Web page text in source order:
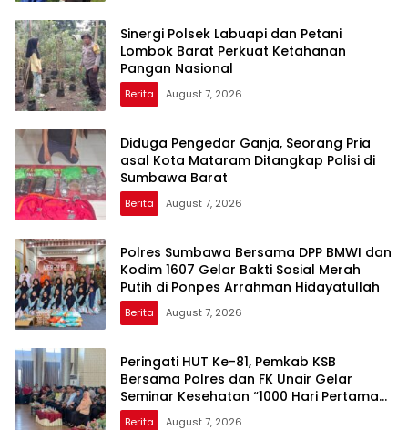
Sinergi Polsek Labuapi dan Petani
Lombok Barat Perkuat Ketahanan
Pangan Nasional
Berita August 7, 2026
Diduga Pengedar Ganja, Seorang Pria
asal Kota Mataram Ditangkap Polisi di
Sumbawa Barat
Berita August 7, 2026
Polres Sumbawa Bersama DPP BMWI dan
Kodim 1607 Gelar Bakti Sosial Merah
Putih di Ponpes Arrahman Hidayatullah
Berita August 7, 2026
Peringati HUT Ke-81, Pemkab KSB
Bersama Polres dan FK Unair Gelar
Seminar Kesehatan “1000 Hari Pertama
Kehidupan”
Berita August 7, 2026